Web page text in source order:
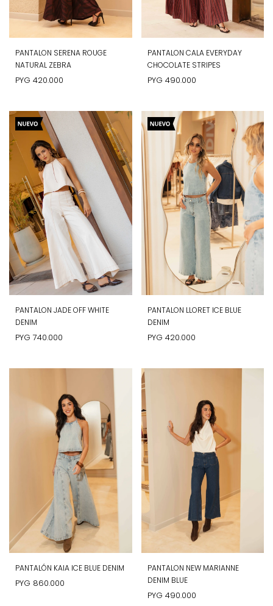
PANTALON SERENA ROUGE
NATURAL ZEBRA
PYG 420.000
PANTALON CALA EVERYDAY
CHOCOLATE STRIPES
PYG 490.000
PANTALON JADE OFF WHITE
DENIM
PYG 740.000
PANTALON LLORET ICE BLUE
DENIM
PYG 420.000
PANTALÓN KAIA ICE BLUE DENIM
PYG 860.000
PANTALON NEW MARIANNE
DENIM BLUE
PYG 490.000